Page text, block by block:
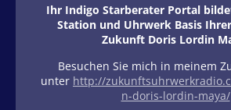
Ihr Indigo Starberater Portal
Station und Uhrwerk Basis
Zukunft Doris Lordin
Besuchen Sie mich in meinem
unter http://
n-doris-lordin-maya/